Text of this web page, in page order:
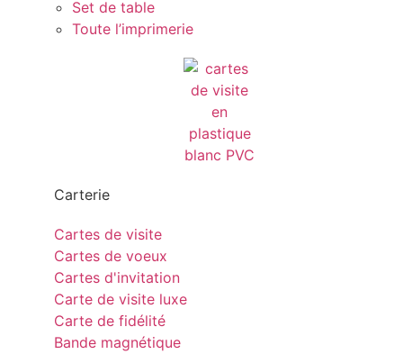
Set de table
Toute l’imprimerie
Carterie
Cartes de visite
Cartes de voeux
Cartes d'invitation
Carte de visite luxe
Carte de fidélité
Bande magnétique